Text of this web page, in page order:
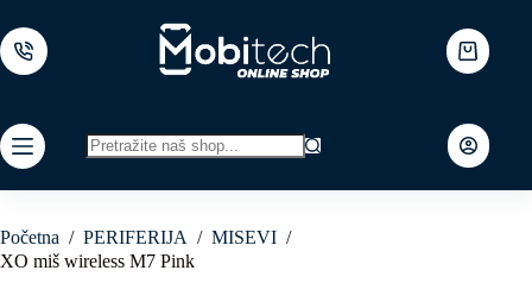
to
content
Shopping
cart
results
Početna / PERIFERIJA / MISEVI /
XO miš wireless M7 Pink